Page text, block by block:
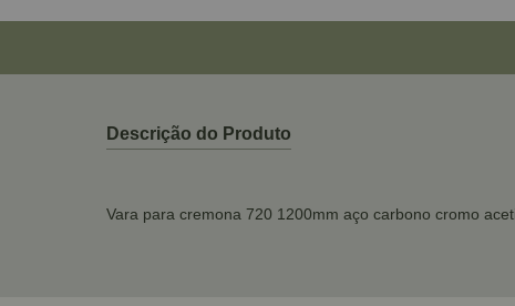
Descrição do Produto
Vara para cremona 720 1200mm aço carbono cromo